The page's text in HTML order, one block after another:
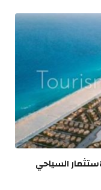
الاستثمار السياحي